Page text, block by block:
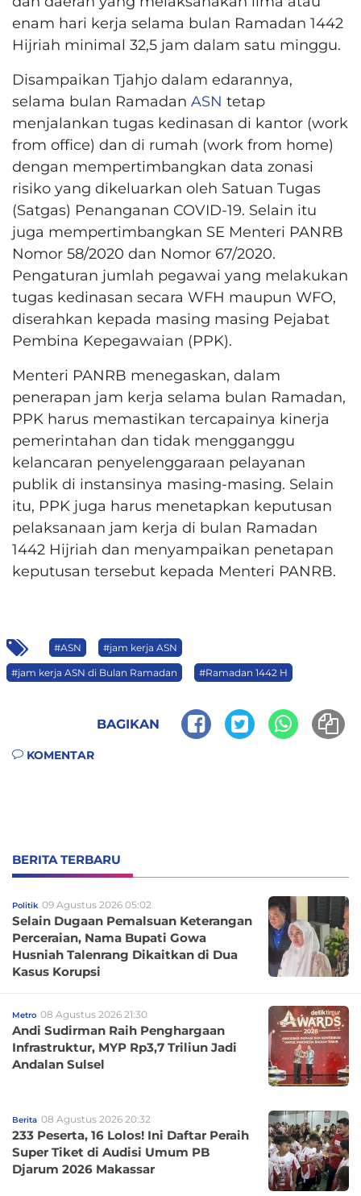
enam hari kerja selama bulan Ramadan 1442
Hijriah minimal 32,5 jam dalam satu minggu.
Disampaikan Tjahjo dalam edarannya,
selama bulan Ramadan ASN tetap
menjalankan tugas kedinasan di kantor (work
from office) dan di rumah (work from home)
dengan mempertimbangkan data zonasi
risiko yang dikeluarkan oleh Satuan Tugas
(Satgas) Penanganan COVID-19. Selain itu
juga mempertimbangkan SE Menteri PANRB
Nomor 58/2020 dan Nomor 67/2020.
Pengaturan jumlah pegawai yang melakukan
tugas kedinasan secara WFH maupun WFO,
diserahkan kepada masing masing Pejabat
Pembina Kepegawaian (PPK).
Menteri PANRB menegaskan, dalam
penerapan jam kerja selama bulan Ramadan,
PPK harus memastikan tercapainya kinerja
pemerintahan dan tidak mengganggu
kelancaran penyelenggaraan pelayanan
publik di instansinya masing-masing. Selain
itu, PPK juga harus menetapkan keputusan
pelaksanaan jam kerja di bulan Ramadan
1442 Hijriah dan menyampaikan penetapan
keputusan tersebut kepada Menteri PANRB.
#ASN #jam kerja ASN
#jam kerja ASN di Bulan Ramadan #Ramadan 1442 H
BAGIKAN
KOMENTAR
BERITA TERBARU
Politik 09 Agustus 2026 05:02
Selain Dugaan Pemalsuan Keterangan
Perceraian, Nama Bupati Gowa
Husniah Talenrang Dikaitkan di Dua
Kasus Korupsi
Metro 08 Agustus 2026 21:30
Andi Sudirman Raih Penghargaan
Infrastruktur, MYP Rp3,7 Triliun Jadi
Andalan Sulsel
Berita 08 Agustus 2026 20:32
233 Peserta, 16 Lolos! Ini Daftar Peraih
Super Tiket di Audisi Umum PB
Djarum 2026 Makassar